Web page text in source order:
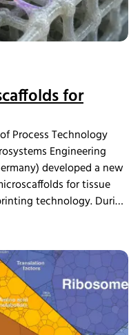
for
Process Technology
Engineering
developed a new
for tissue
technology. During
The scaffolds
with human
osteogenic
for studying